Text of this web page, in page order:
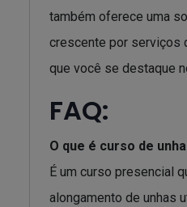
também oferece uma
crescente por serviços
que você se destaque
FAQ:
O que é curso de
É um curso presencial
alongamento de unhas